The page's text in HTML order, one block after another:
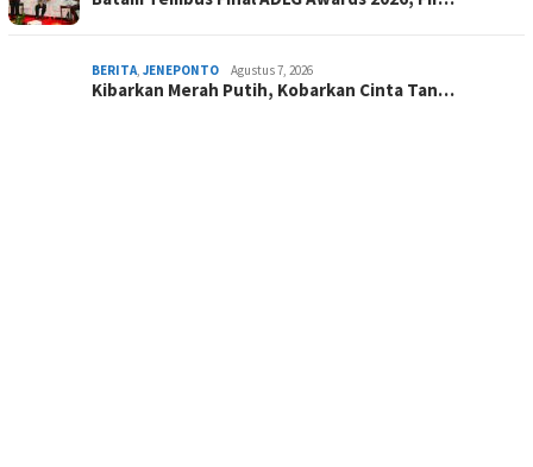
BERITA JENEPONTO Agustus 7, 2026
Kibarkan Merah Putih, Kobarkan Cinta Tan…